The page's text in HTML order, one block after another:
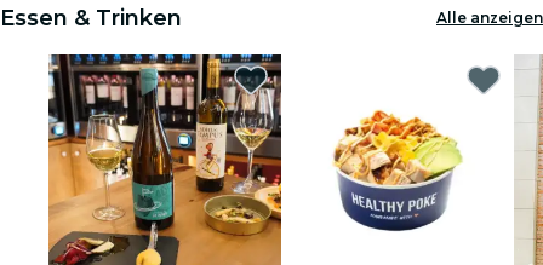
Essen & Trinken Alle anzeigen